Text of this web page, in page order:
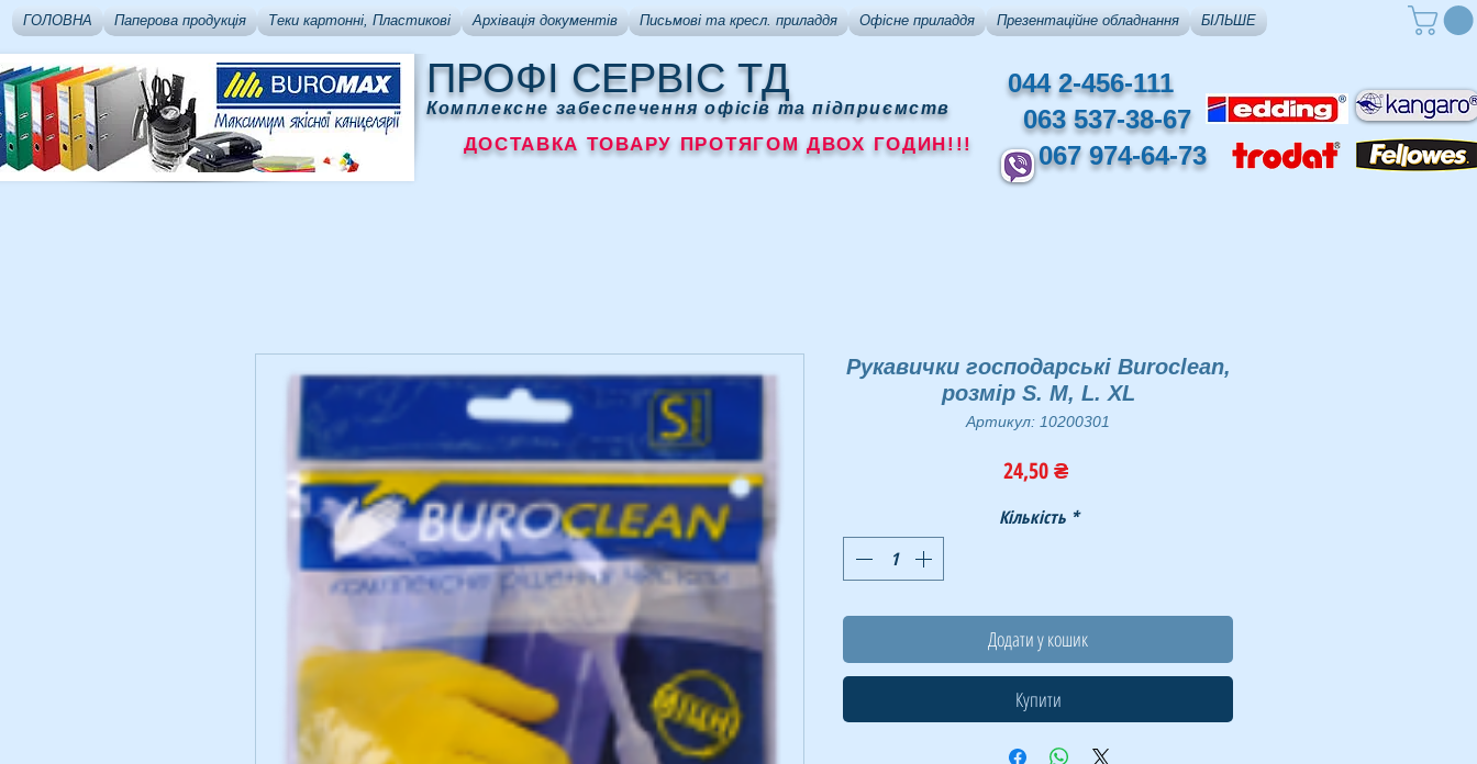
ГОЛОВНА Паперова продукція Теки картонні, Пластикові Архівація документів Письмові та кресл. приладдя Офісне приладдя Презентаційне обладнання БІЛЬШЕ
ПРОФІ СЕРВІС ТД
Комплексне забеспечення офісів та підприємств
ДОСТАВКА ТОВАРУ ПРОТЯГОМ ДВОХ ГОДИН!!!
044 2-456-111
063 537-38-67
067 974-64-73
Рукавички господарські Buroclean,
розмір S. M, L. XL
Артикул: 10200301
24,50 ₴Ціна
Кількість *
Додати у кошик
Купити